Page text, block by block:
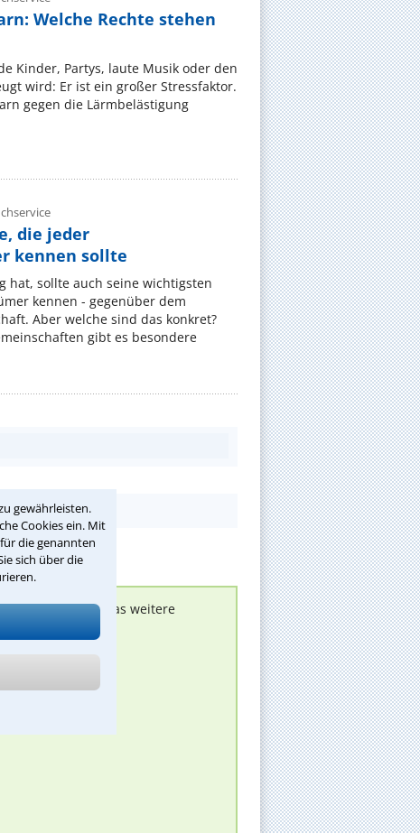
gewährleisten.
Cookies ein. Mit
die genannten
sich über die
Welche Rechte stehen
Kinder, Partys, laute Musik oder den
wird: Er ist ein großer Stressfaktor.
gegen die Lärmbelästigung
die jeder
kennen sollte
hat, sollte auch seine wichtigsten
kennen - gegenüber dem
Aber welche sind das konkret?
gibt es besondere
melden, um das weitere